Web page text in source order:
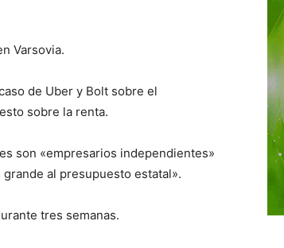
Varsovia.
de Uber y Bolt sobre el
sobre la renta.
son «empresarios independientes»
al presupuesto estatal».
tres semanas.